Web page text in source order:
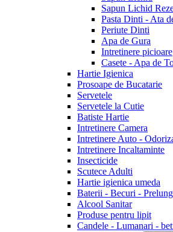
Sapun Lichid
Pasta Dinti - Ata
Periute Dinti
Apa de Gura
Intretinere picioare
Casete - Apa de
Hartie Igienica
Prosoape de Bucatarie
Servetele
Servetele la Cutie
Batiste Hartie
Intretinere Camera
Intretinere Auto -
Intretinere Incaltaminte
Insecticide
Scutece Adulti
Hartie igienica umeda
Baterii - Becuri -
Alcool Sanitar
Produse pentru lipit
Candele - Lumanari -